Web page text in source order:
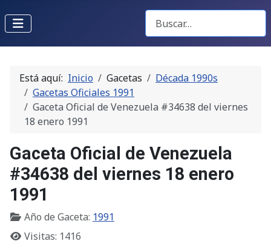
Buscar Gacetas
Está aquí: Inicio Gacetas
Década 1990s
Gacetas Oficiales 1991
Gaceta Oficial de Venezuela #34638 del viernes
18 enero 1991
Gaceta Oficial de Venezuela
#34638 del viernes 18 enero
1991
Año de Gaceta: 1991
Visitas: 1416